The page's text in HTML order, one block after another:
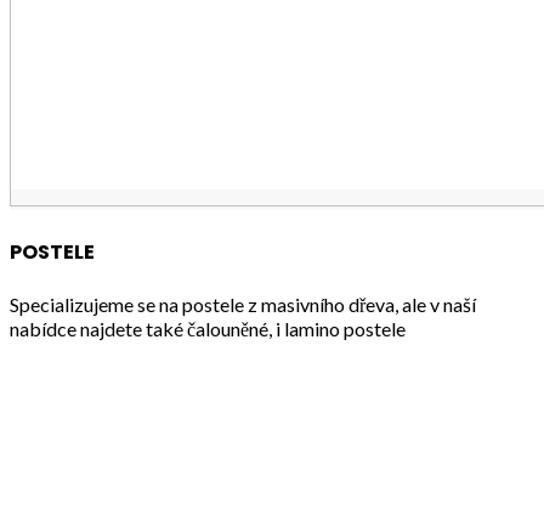
POSTELE
Specializujeme se na postele z masivního dřeva, ale v naší
nabídce najdete také čalouněné, i lamino postele